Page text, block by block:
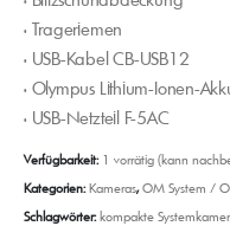
• Trageriemen
• USB-Kabel CB-USB12
• Olympus Lithium-Ionen-
• USB-Netzteil F-5AC
Verfügbarkeit: 1 vorrätig (kann
Kategorien:Kameras,OM System /
Schlagwörter:kompakte